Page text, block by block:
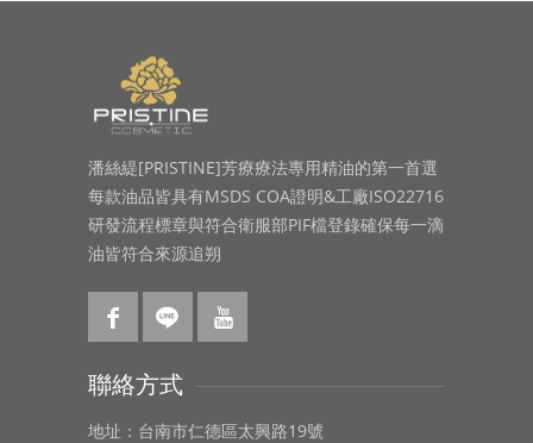
潘絲緹[PRISTINE]芳療療法專用精油的第一首選
每款油品皆具有MSDS COA證明&工廠ISO22716
研發流程標章與符合衛服部PIF檔登錄確保每一滴
油皆符合來源追朔
聯絡方式
地址：台南市仁德區太興路19號